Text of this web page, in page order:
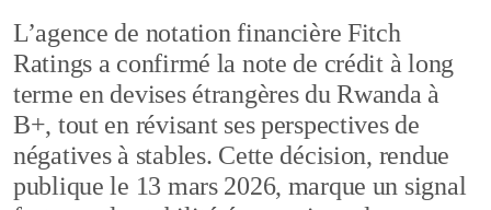
L’agence de notation financière Fitch
Ratings a confirmé la note de crédit à long
terme en devises étrangères du Rwanda à
B+, tout en révisant ses perspectives de
négatives à stables. Cette décision, rendue
publique le 13 mars 2026, marque un signal